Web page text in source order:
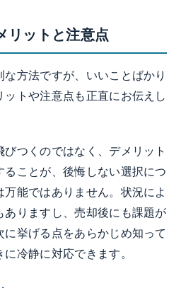
リットと注意点
方法ですが、いいことばかり
トや注意点も正直にお伝えし
つくのではなく、デメリット
ることが、後悔しない選択につ
能ではありません。状況によ
ありますし、売却後にも課題が
挙げる点をあらかじめ知って
冷静に対応できます。